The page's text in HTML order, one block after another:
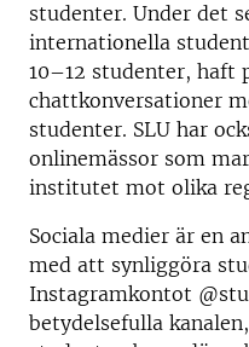
studenter. Under det
internationella
10–12 studenter, haft
chattkonversationer
studenter. SLU har
onlinemässor som
institutet mot olika
Sociala medier är en
med att synliggöra
Instagramkontot
betydelsefulla